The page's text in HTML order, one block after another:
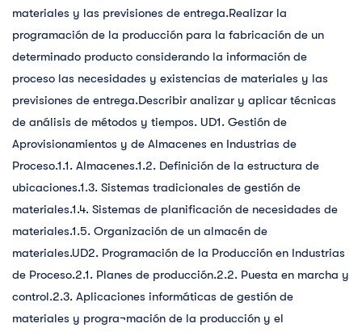
materiales y las previsiones de entrega.Realizar la
programación de la producción para la fabricación de un
determinado producto considerando la información de
proceso las necesidades y existencias de materiales y las
previsiones de entrega.Describir analizar y aplicar técnicas
de análisis de métodos y tiempos. UD1. Gestión de
Aprovisionamientos y de Almacenes en Industrias de
Proceso.1.1. Almacenes.1.2. Definición de la estructura de
ubicaciones.1.3. Sistemas tradicionales de gestión de
materiales.1.4. Sistemas de planificación de necesidades de
materiales.1.5. Organización de un almacén de
materiales.UD2. Programación de la Producción en Industrias
de Proceso.2.1. Planes de producción.2.2. Puesta en marcha y
control.2.3. Aplicaciones informáticas de gestión de
materiales y progra¬mación de la producción y el